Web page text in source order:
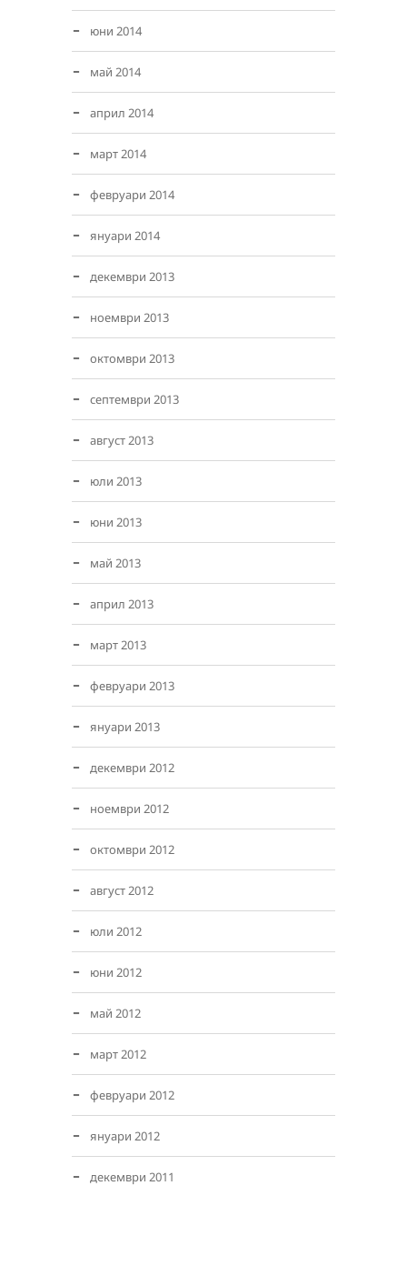
юни 2014
май 2014
април 2014
март 2014
февруари 2014
януари 2014
декември 2013
ноември 2013
октомври 2013
септември 2013
август 2013
юли 2013
юни 2013
май 2013
април 2013
март 2013
февруари 2013
януари 2013
декември 2012
ноември 2012
октомври 2012
август 2012
юли 2012
юни 2012
май 2012
март 2012
февруари 2012
януари 2012
декември 2011